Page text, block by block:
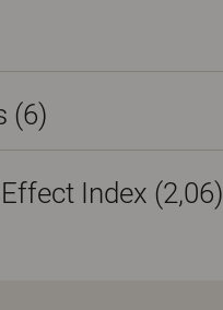
(6)
Index (2,06)